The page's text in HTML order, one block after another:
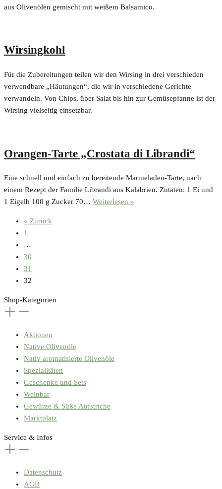
aus Olivenölen gemischt mit weißem Balsamico.
Wirsingkohl
Für die Zubereitungen teilen wir den Wirsing in drei verschieden
verwendbare „Häutungen“, die wir in verschiedene Gerichte
verwandeln. Von Chips, über Salat bis hin zur Gemüsepfanne ist der
Wirsing vielseitig einsetzbar.
Orangen-Tarte „Crostata di Librandi“
Eine schnell und einfach zu bereitende Marmeladen-Tarte, nach
einem Rezept der Familie Librandi aus Kalabrien. Zutaten: 1 Ei und
1 Eigelb 100 g Zucker 70… Weiterlesen »
« Zurück
1
…
30
31
32
Shop-Kategorien
Aktionen
Native Olivenöle
Nativ aromatisierte Olivenöle
Spezialitäten
Geschenke und Sets
Weinbar
Gewürze & Süße Aufstriche
Marktplatz
Service & Infos
Datenschutz
AGB